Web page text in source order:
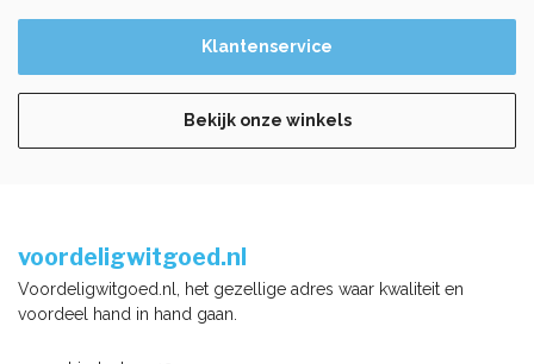
Klantenservice
Bekijk onze winkels
voordeligwitgoed.nl
Voordeligwitgoed.nl, het gezellige adres waar kwaliteit en
voordeel hand in hand gaan.